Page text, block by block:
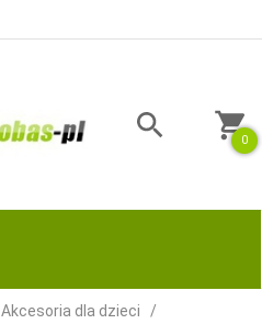
0
Akcesoria dla dzieci